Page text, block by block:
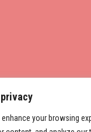
your browsing